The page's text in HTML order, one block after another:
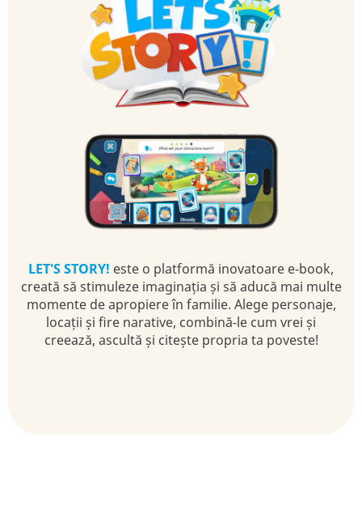
LET'S STORY! este o platformă inovatoare e-book,
creată să stimuleze imaginația și să aducă mai multe
momente de apropiere în familie. Alege personaje,
locații și fire narative, combină-le cum vrei și
creează, ascultă și citește propria ta poveste!